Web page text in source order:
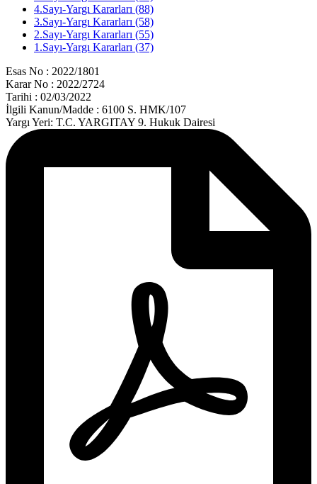
4.Sayı-Yargı Kararları (88)
3.Sayı-Yargı Kararları (58)
2.Sayı-Yargı Kararları (55)
1.Sayı-Yargı Kararları (37)
Esas No : 2022/1801
Karar No : 2022/2724
Tarihi : 02/03/2022
İlgili Kanun/Madde : 6100 S. HMK/107
Yargı Yeri: T.C. YARGITAY 9. Hukuk Dairesi